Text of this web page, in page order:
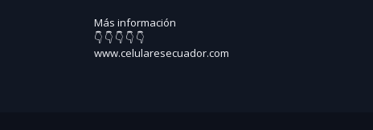
Más información
👇 👇 👇 👇 👇
www.celularesecuador.com